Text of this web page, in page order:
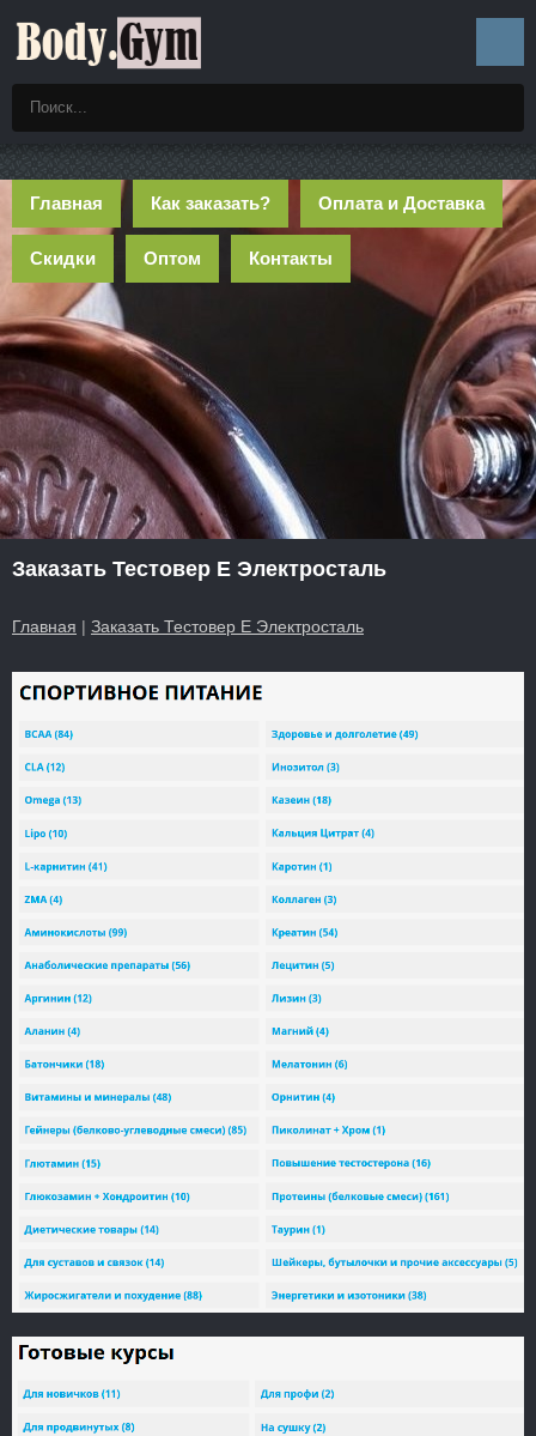
Главная Как заказать? Оплата и Доставка
Скидки Оптом Контакты
Заказать Тестовер Е Электросталь
Главная | Заказать Тестовер Е Электросталь